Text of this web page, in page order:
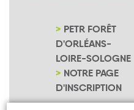
PETR FORÊT
D'ORLÉANS-
LOIRE-SOLOGNE
NOTRE PAGE
D'INSCRIPTION